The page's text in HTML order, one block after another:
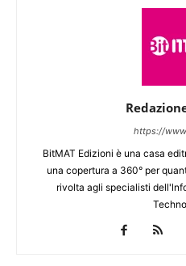
https://
BitMAT Edizioni è una casa
una copertura a 360° per
rivolta agli specialisti